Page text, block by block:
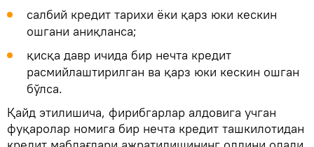
салбий кредит тарихи ёки қарз юки кескин
ошгани аниқланса;
қисқа давр ичида бир нечта кредит
расмийлаштирилган ва қарз юки кескин ошган
бўлса.
Қайд этилишича, фирибгарлар алдовига учган
фуқаролар номига бир нечта кредит ташкилотидан